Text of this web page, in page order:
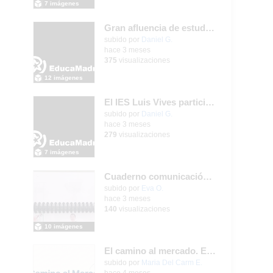
7 imágenes
Gran afluencia de estudiantes y familias en la jornada de puertas abiertas que nuestro centro desarrolló el pasado 23 de abril de 2026
subido por Daniel G.
12 imágenes
hace 3 meses
375 visualizaciones
El IES Luis Vives participa en la reunión de coordinación del proyecto de innovación MEFPD - CNC e Industria 4.0
subido por Daniel G.
7 imágenes
hace 3 meses
279 visualizaciones
Cuaderno comunicación pictogramas y LSE
subido por Eva O.
10 imágenes
hace 3 meses
140 visualizaciones
El camino al mercado. Estrategia de distribución. Creado por Isabel Álvarez Balboa con IA
subido por Maria Del Carm E.